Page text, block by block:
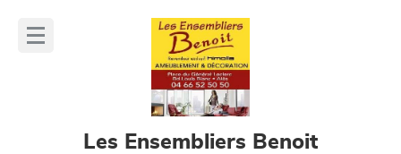
Les Ensembliers Benoit